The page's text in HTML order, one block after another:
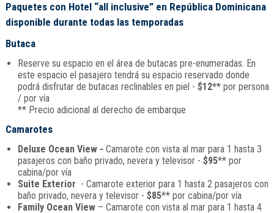
Paquetes con Hotel “all inclusive” en República Dominicana
disponible durante todas las temporadas
Butaca
Reserve su espacio en el área de butacas pre-enumeradas. En
este espacio el pasajero tendrá su espacio reservado donde
podrá disfrutar de butacas reclinables en piel - $12**por persona
/ por vía
** Precio adicional al derecho de embarque
Camarotes
Deluxe Ocean View - Camarote con vista al mar para 1 hasta 3
pasajeros con baño privado, nevera y televisor - $95** por
cabina/por vía
Suite Exterior - Camarote exterior para 1 hasta 2 pasajeros con
baño privado, nevera y televisor - $85** por cabina/por vía
Family Ocean View– Camarote con vista al mar para 1 hasta 4